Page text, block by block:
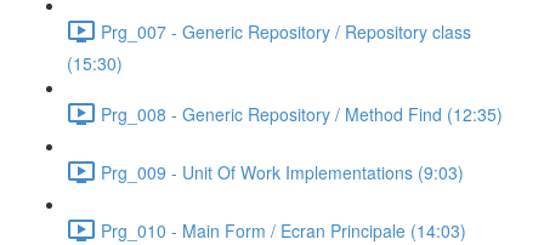
Prg_007 - Generic Repository / Repository class
(15:30)
Prg_008 - Generic Repository / Method Find (12:35)
Prg_009 - Unit Of Work Implementations (9:03)
Prg_010 - Main Form / Ecran Principale (14:03)